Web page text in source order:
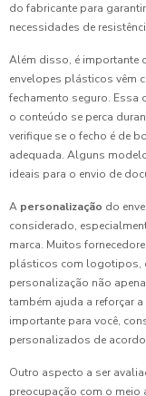
do fabricante para
necessidades de
Além disso, é importante
envelopes plásticos vêm
fechamento seguro. Essa
o conteúdo se perca
verifique se o fecho é de
adequada. Alguns
ideais para o envio de
A personalização do
considerado,
marca. Muitos
plásticos com logotipos,
personalização não
também ajuda a reforçar
importante para você,
personalizados de
Outro aspecto a ser
preocupação com o meio